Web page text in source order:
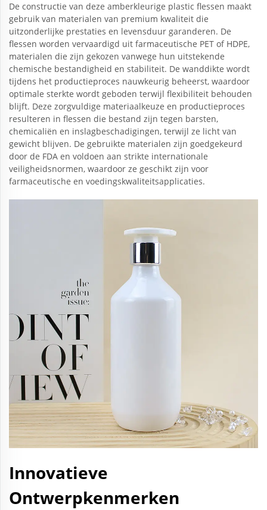
De constructie van deze amberkleurige plastic flessen maakt
gebruik van materialen van premium kwaliteit die
uitzonderlijke prestaties en levensduur garanderen. De
flessen worden vervaardigd uit farmaceutische PET of HDPE,
materialen die zijn gekozen vanwege hun uitstekende
chemische bestandigheid en stabiliteit. De wanddikte wordt
tijdens het productieproces nauwkeurig beheerst, waardoor
optimale sterkte wordt geboden terwijl flexibiliteit behouden
blijft. Deze zorgvuldige materiaalkeuze en productieproces
resulteren in flessen die bestand zijn tegen barsten,
chemicaliën en inslagbeschadigingen, terwijl ze licht van
gewicht blijven. De gebruikte materialen zijn goedgekeurd
door de FDA en voldoen aan strikte internationale
veiligheidsnormen, waardoor ze geschikt zijn voor
farmaceutische en voedingskwaliteitsapplicaties.
Innovatieve
Ontwerpkenmerken